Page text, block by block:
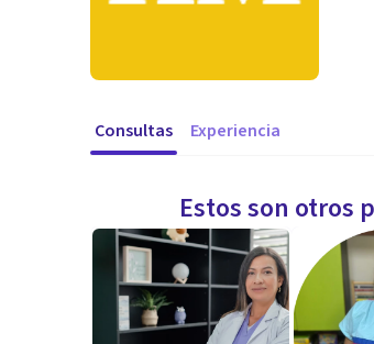
Consultas Experiencia
Estos son otros